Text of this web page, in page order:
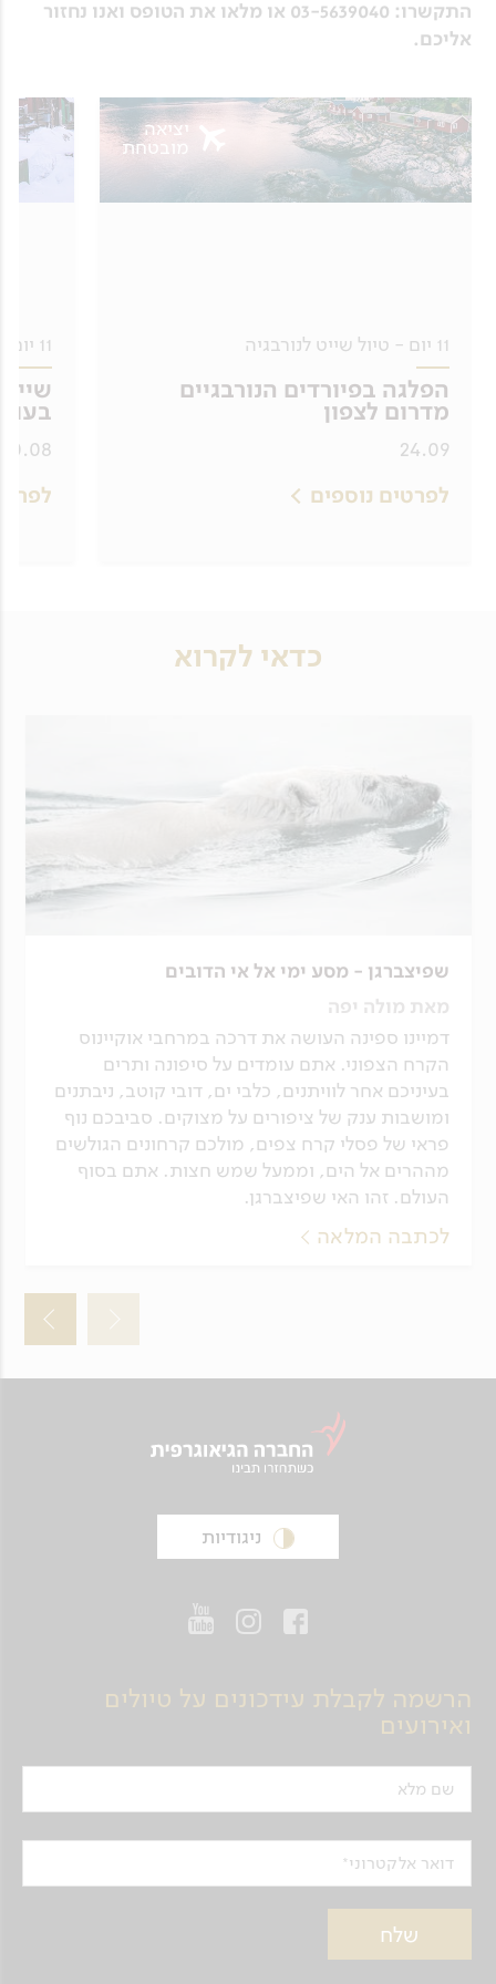
התקשרו: 03-5639040 או מלאו את הטופס ואנו נחזור
אליכם.
11 יום - טיול שייט לנורבגיה
הפלגה בפיורדים הנורבגיים
מדרום לצפון
24.09
לפרטים נוספים
יציאה
מובטחת
11 יום - שייט בגרינלנד
20.08
כדאי לקרוא
שפיצברגן - מסע ימי אל אי הדובים
מאת מולה יפה
דמיינו ספינה העושה את דרכה במרחבי אוקיינוס
הקרח הצפוני. אתם עומדים על סיפונה ותרים
בעיניכם אחר לוויתנים, כלבי ים, דובי קוטב, ניבתנים
ומושבות ענק של ציפורים על מצוקים. סביבכם נוף
פראי של פסלי קרח צפים, מולכם קרחונים הגולשים
מההרים אל הים, וממעל שמש חצות. אתם בסוף
העולם. זהו האי שפיצברגן.
לכתבה המלאה
ניגודיות
הרשמה לקבלת עידכונים על טיולים
ואירועים
שם מלא
דואר אלקטרוני